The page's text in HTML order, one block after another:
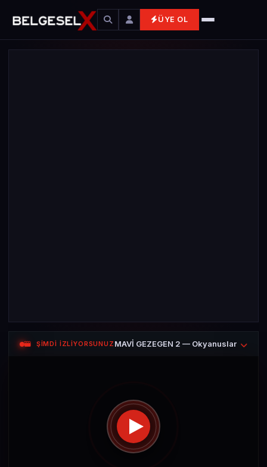
ÜYE OL
ŞİMDİ İZLİYORSUNUZ MAVİ GEZEGEN 2 — Okyanuslar